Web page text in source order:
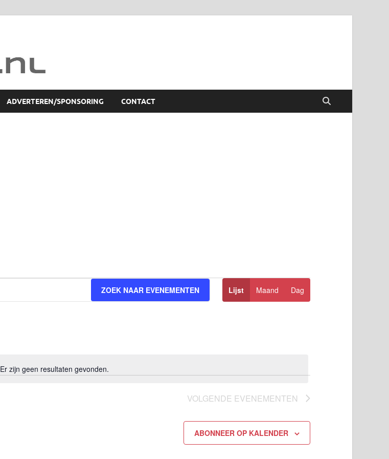
ADVERTEREN/SPONSORING CONTACT
Bericht
Er zijn geen resultaten gevonden.
ZOEK NAAR EVENEMENTEN
Evenement
weergaven
Lijst Maand Dag
VOLGENDE EVENEMENTEN
ABONNEER OP KALENDER